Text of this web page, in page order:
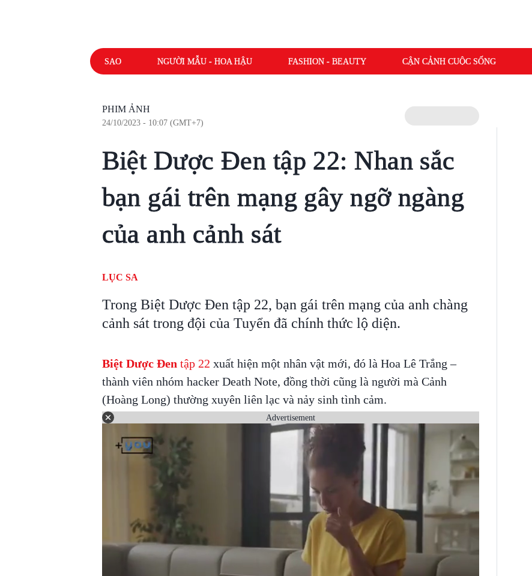
SAO NGƯỜI MẪU - HOA HẬU FASHION - BEAUTY CẬN CẢNH CUỘC SỐNG
PHIM ẢNH
24/10/2023 - 10:07 (GMT+7)
Biệt Dược Đen tập 22: Nhan sắc
bạn gái trên mạng gây ngỡ ngàng
của anh cảnh sát
LỤC SA
Trong Biệt Dược Đen tập 22, bạn gái trên mạng của anh chàng
cảnh sát trong đội của Tuyển đã chính thức lộ diện.
Biệt Dược Đen tập 22 xuất hiện một nhân vật mới, đó là Hoa Lê Trắng –
thành viên nhóm hacker Death Note, đồng thời cũng là người mà Cảnh
(Hoàng Long) thường xuyên liên lạc và nảy sinh tình cảm.
Advertisement